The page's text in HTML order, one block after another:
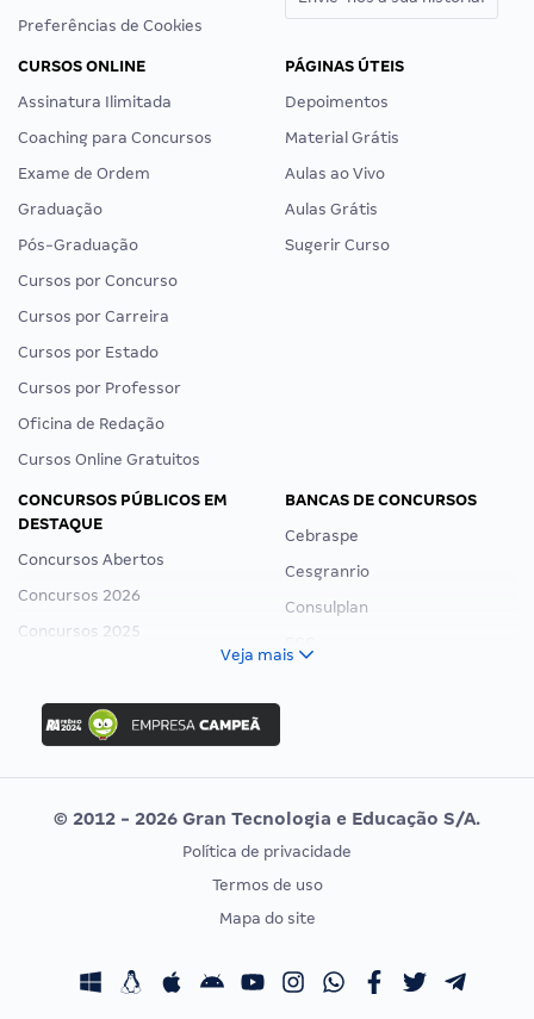
Preferências de Cookies
CURSOS ONLINE
Assinatura Ilimitada
Coaching para Concursos
Exame de Ordem
Graduação
Pós-Graduação
Cursos por Concurso
Cursos por Carreira
Cursos por Estado
Cursos por Professor
Oficina de Redação
Cursos Online Gratuitos
PÁGINAS ÚTEIS
Depoimentos
Material Grátis
Aulas ao Vivo
Aulas Grátis
Sugerir Curso
CONCURSOS PÚBLICOS EM
DESTAQUE
Concursos Abertos
Concursos 2026
Concursos 2025
Concurso Ibama
Concurso MPU
Editais publicados
BANCAS DE CONCURSOS
Cebraspe
Cesgranrio
Consulplan
Vunesp
CONCURSOS POR PROFISSÃO
Concursos Fiscais
EXAME DE ORDEM
Calendário OAB
Veja mais
© 2012 - 2026 Gran Tecnologia e Educação S/A.
Política de privacidade
Termos de uso
Mapa do site